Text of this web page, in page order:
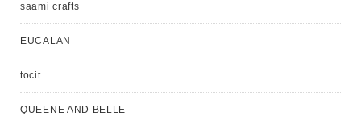
saami crafts
EUCALAN
tocit
QUEENE AND BELLE